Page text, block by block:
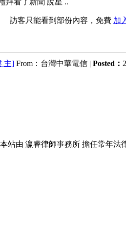
拜看了新聞 說星 ..
訪客只能看到部份內容，免費 加
主] From：台灣中華電信 | Posted：
本站由 瀛睿律師事務所 擔任常年法